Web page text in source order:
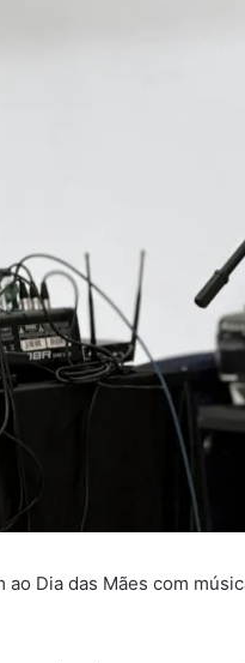
Dia das Mães com